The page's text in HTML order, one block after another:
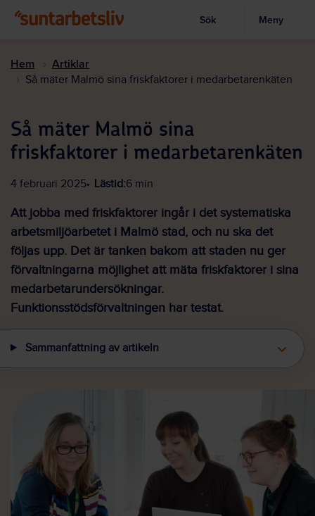
huvudinnehållet
Visa sökruta
Sök Meny
Hem Artiklar
Så mäter Malmö sina friskfaktorer i medarbetarenkäten
Så mäter Malmö sina
friskfaktorer i medarbetarenkäten
4 februari 2025 Lästid:6 min
Att jobba med friskfaktorer ingår i det systematiska
arbetsmiljöarbetet i Malmö stad, och nu ska det
följas upp. Det är tanken bakom att staden nu ger
förvaltningarna möjlighet att mäta friskfaktorer i sina
medarbetarundersökningar.
Funktionsstödsförvaltningen har testat.
Sammanfattning av artikeln